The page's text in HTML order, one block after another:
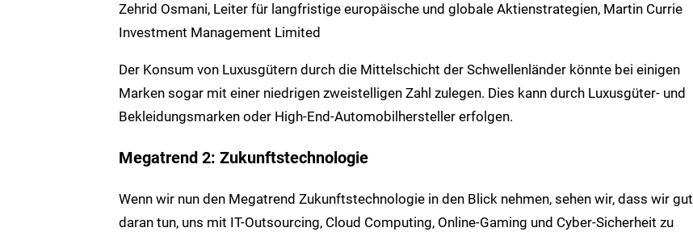
Zehrid Osmani, Leiter für langfristige europäische und globale Aktienstrategien, Martin Currie
Investment Management Limited
Der Konsum von Luxusgütern durch die Mittelschicht der Schwellenländer könnte bei einigen
Marken sogar mit einer niedrigen zweistelligen Zahl zulegen. Dies kann durch Luxusgüter- und
Bekleidungsmarken oder High-End-Automobilhersteller erfolgen.
Megatrend 2: Zukunftstechnologie
Wenn wir nun den Megatrend Zukunftstechnologie in den Blick nehmen, sehen wir, dass wir gut
daran tun, uns mit IT-Outsourcing, Cloud Computing, Online-Gaming und Cyber-Sicherheit zu